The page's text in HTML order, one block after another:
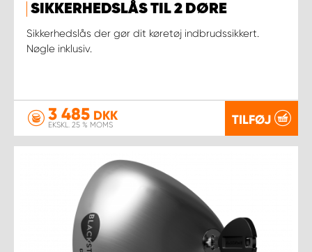
SIKKERHEDSLÅS TIL 2 DØRE
Sikkerhedslås der gør dit køretøj indbrudssikkert.
Nøgle inklusiv.
3 485 DKK
EKSKL. 25 % MOMS TILFØJ